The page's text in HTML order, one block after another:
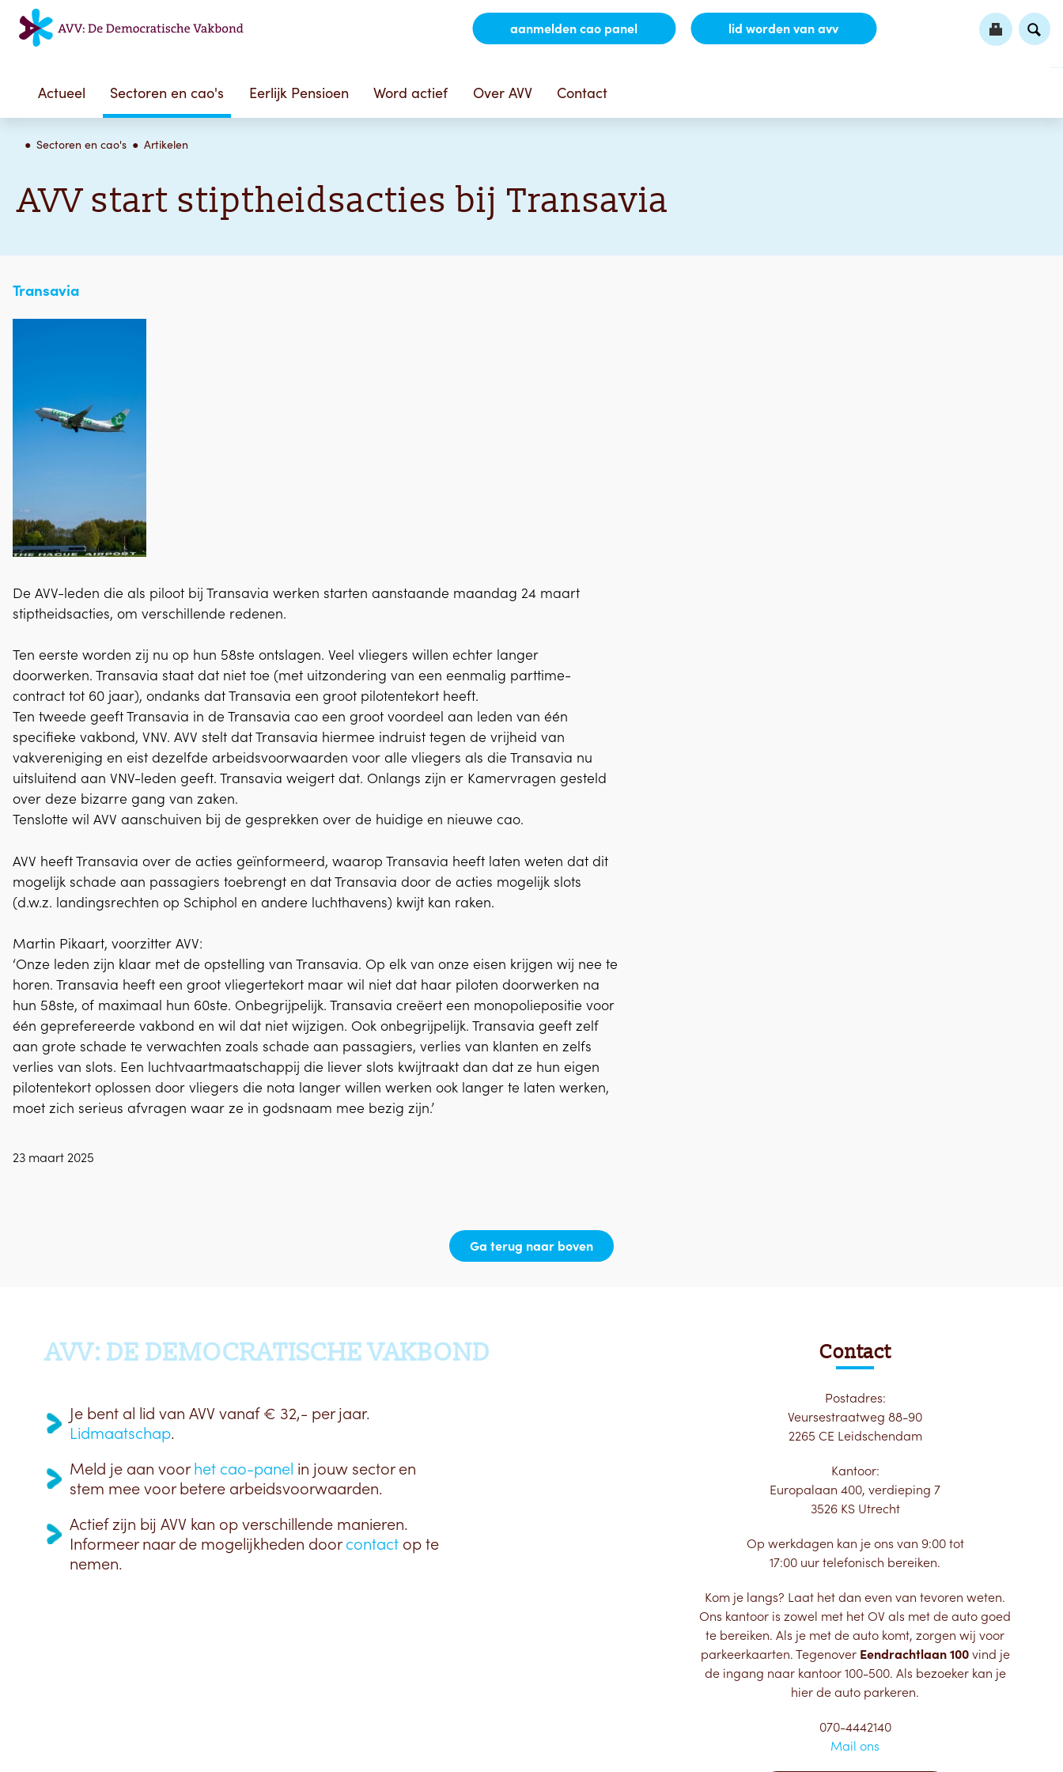
aanmelden cao panel lid worden van avv
Actueel Sectoren en cao's Eerlijk Pensioen Word actief Over AVV Contact
Sectoren en cao's Artikelen
AVV start stiptheidsacties bij Transavia
Transavia
De AVV-leden die als piloot bij Transavia werken starten aanstaande maandag 24 maart
stiptheidsacties, om verschillende redenen.
Ten eerste worden zij nu op hun 58ste ontslagen. Veel vliegers willen echter langer
doorwerken. Transavia staat dat niet toe (met uitzondering van een eenmalig parttime-
contract tot 60 jaar), ondanks dat Transavia een groot pilotentekort heeft.
Ten tweede geeft Transavia in de Transavia cao een groot voordeel aan leden van één
specifieke vakbond, VNV. AVV stelt dat Transavia hiermee indruist tegen de vrijheid van
vakvereniging en eist dezelfde arbeidsvoorwaarden voor alle vliegers als die Transavia nu
uitsluitend aan VNV-leden geeft. Transavia weigert dat. Onlangs zijn er Kamervragen gesteld
over deze bizarre gang van zaken.
Tenslotte wil AVV aanschuiven bij de gesprekken over de huidige en nieuwe cao.
AVV heeft Transavia over de acties geïnformeerd, waarop Transavia heeft laten weten dat dit
mogelijk schade aan passagiers toebrengt en dat Transavia door de acties mogelijk slots
(d.w.z. landingsrechten op Schiphol en andere luchthavens) kwijt kan raken.
Martin Pikaart, voorzitter AVV:
‘Onze leden zijn klaar met de opstelling van Transavia. Op elk van onze eisen krijgen wij nee te
horen. Transavia heeft een groot vliegertekort maar wil niet dat haar piloten doorwerken na
hun 58ste, of maximaal hun 60ste. Onbegrijpelijk. Transavia creëert een monopoliepositie voor
één geprefereerde vakbond en wil dat niet wijzigen. Ook onbegrijpelijk. Transavia geeft zelf
aan grote schade te verwachten zoals schade aan passagiers, verlies van klanten en zelfs
verlies van slots. Een luchtvaartmaatschappij die liever slots kwijtraakt dan dat ze hun eigen
pilotentekort oplossen door vliegers die nota langer willen werken ook langer te laten werken,
moet zich serieus afvragen waar ze in godsnaam mee bezig zijn.’
23 maart 2025
Ga terug naar boven
AVV: DE DEMOCRATISCHE VAKBOND
Je bent al lid van AVV vanaf € 32,- per jaar.
Lidmaatschap.
Meld je aan voorhet cao-panel in jouw sector en
stem mee voor betere arbeidsvoorwaarden.
Actief zijn bij AVV kan op verschillende manieren.
Informeer naar de mogelijkheden doorcontact op te
nemen.
Contact
Postadres:
Veursestraatweg 88-90
2265 CE Leidschendam
Kantoor:
Europalaan 400, verdieping 7
3526 KS Utrecht
Op werkdagen kan je ons van 9:00 tot
17:00 uur telefonisch bereiken.
Kom je langs? Laat het dan even van tevoren weten.
Ons kantoor is zowel met het OV als met de auto goed
te bereiken. Als je met de auto komt, zorgen wij voor
parkeerkaarten. Tegenover Eendrachtlaan 100vind je
de ingang naar kantoor 100-500. Als bezoeker kan je
hier de auto parkeren.
070-4442140
Mail ons